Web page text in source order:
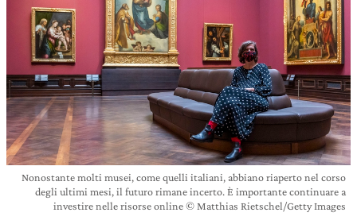
Nonostante molti musei, come quelli italiani, abbiano riaperto nel corso
degli ultimi mesi, il futuro rimane incerto. È importante continuare a
investire nelle risorse online © Matthias Rietschel/Getty Images